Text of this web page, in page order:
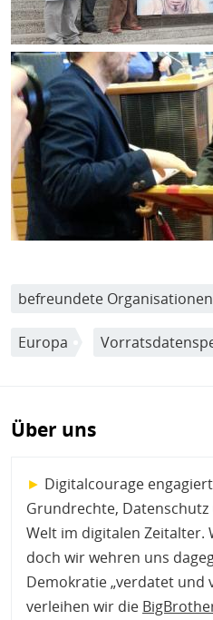
Bild
befreundete Organisationen
Europa
Über uns
► Digitalcourage
Grundrechte,
Welt im digitalen Zeitalter.
doch wir wehren uns
Demokratie „verdatet und
verleihen wir die